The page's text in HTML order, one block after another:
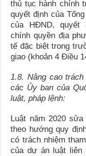
thủ tục hành chính
quyết định của
của HĐND, quyết
chính quyền địa
tế đặc biệt trong
giao (khoản 4 Điều
1.8. Nâng cao
các Ủy ban của
luật, pháp lệnh:
Luật năm 2020
theo hướng quy
có trách nhiệm
của dự án luật liên